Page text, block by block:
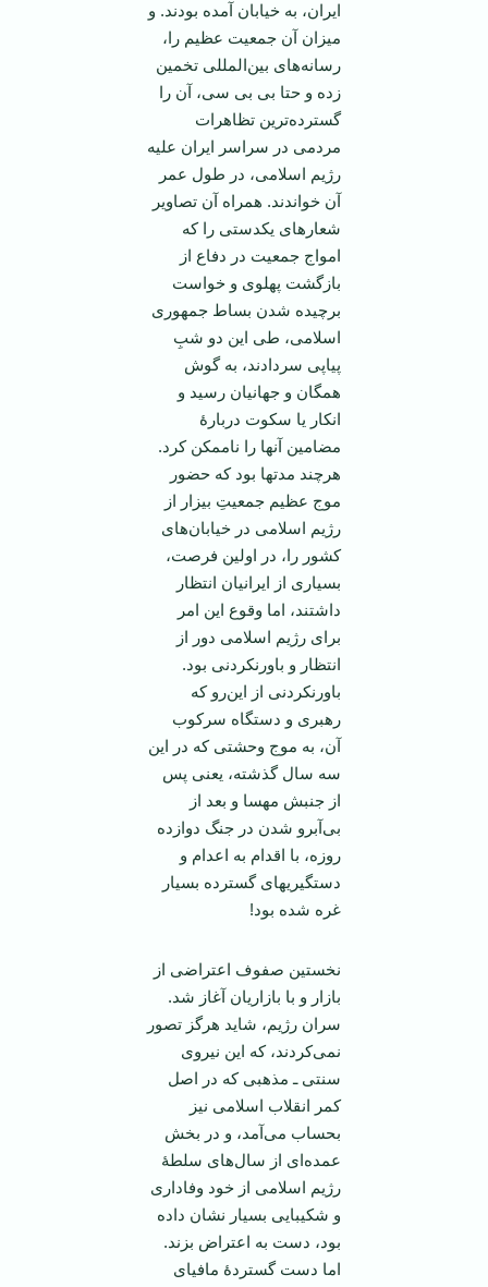
ایران، به خیابان آمده بودند. و
میزان آن جمعیت عظیم را،
رسانه‌های بین‌المللی تخمین
زده و حتا بی بی سی، آن را
گسترده‌ترین تظاهرات
مردمی در سراسر ایران علیه
رژیم اسلامی، در طول عمر
آن خواندند. همراه آن تصاویر
شعارهای یکدستی را که
امواج جمعیت در دفاع از
بازگشت پهلوی و خواست
برچیده شدن بساط جمهوری
اسلامی، طی این دو شبِ
پیاپی سردادند، به گوش
همگان و جهانیان ‌رسید و
انکار یا سکوت دربارۀ
مضامین آنها را ناممکن کرد.
هرچند مدتها بود که حضور
موج عظیم جمعیتِ بیزار از
رژیم اسلامی در خیابان‌‌های
کشور را، در اولین فرصت،
بسیاری از ایرانیان انتظار
داشتند، اما وقوع این امر
برای رژیم اسلامی دور از
انتظار و باورنکردنی بود.
باورنکردنی از این‌رو که
رهبری و دستگاه سرکوب
آن، به موج وحشتی که در این
سه سال گذشته، یعنی پس
از جنبش مهسا و بعد از
بی‌آبرو شدن در جنگ دوازده
روزه، با اقدام به اعدام و
دستگیریهای گسترده بسیار
غره شده بود!
نخستین صفوف اعتراضی از
بازار و با بازاریان آغاز شد.
سران رژیم، شاید هرگز تصور
نمی‌کردند، که این نیروی
سنتی ـ مذهبی که در اصل
کمر انقلاب اسلامی نیز
بحساب می‌آمد، و در بخش
عمده‌ای از سال‌های سلطۀ
رژیم اسلامی از خود وفاداری
و شکیبایی بسیار نشان داده
بود، دست به اعتراض بزند.
اما دست گستردۀ مافیای